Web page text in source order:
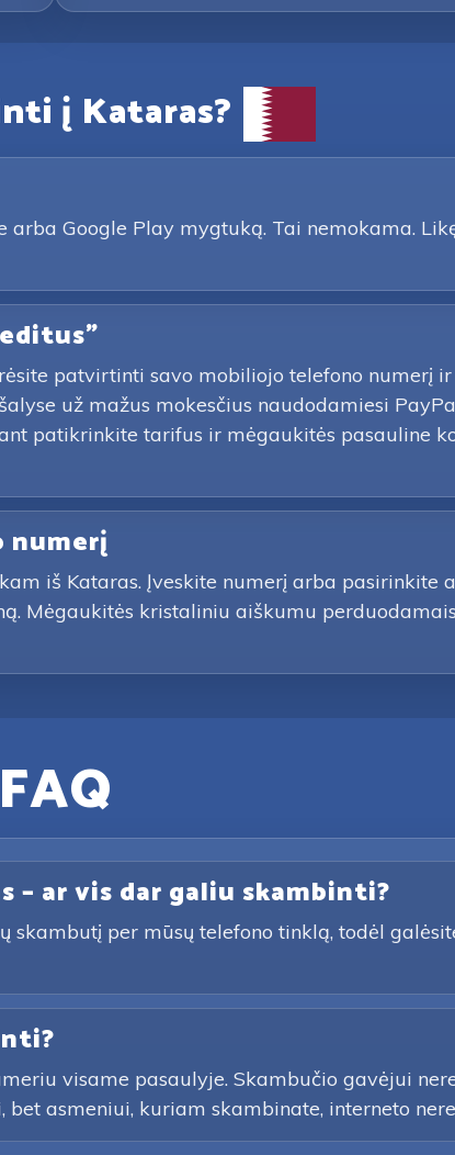
į Kataras?
Google Play mygtuką. Tai nemokama.
patvirtinti savo mobiliojo telefono numerį
už mažus mokesčius naudodamiesi
patikrinkite tarifus ir mėgaukitės pasauline
numerį
iš Kataras. Įveskite numerį arba pasirinkite
Mėgaukitės kristaliniu aiškumu
FAQ
ar vis dar galiu skambinti?
skambutį per mūsų telefono tinklą, todėl
visame pasaulyje. Skambučio gavėjui
asmeniui, kuriam skambinate, interneto